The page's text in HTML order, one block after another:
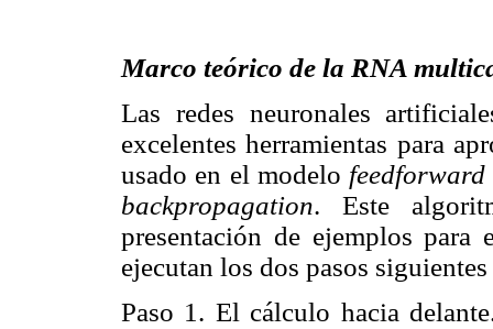
Marco teórico de la RNA
Las redes neuronales
excelentes herramientas para
usado en el modelo feedforward
backpropagation. Este
presentación de ejemplos para
ejecutan los dos pasos
Paso 1. El cálculo hacia